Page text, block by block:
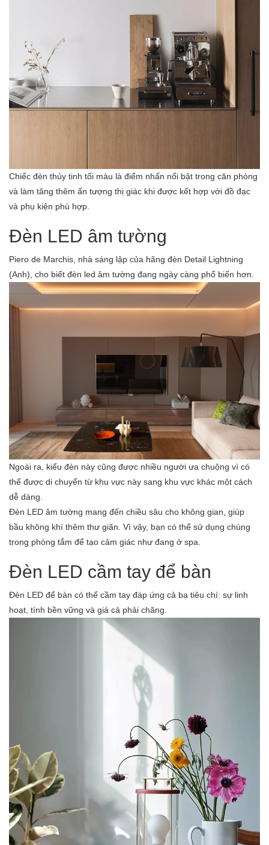
Chiếc đèn thủy tinh tối màu là điểm nhấn nổi bật trong căn phòng
và làm tăng thêm ấn tượng thị giác khi được kết hợp với đồ đạc
và phụ kiện phù hợp.
Đèn LED âm tường
Piero de Marchis, nhà sáng lập của hãng đèn Detail Lightning
(Anh), cho biết đèn led âm tường đang ngày càng phổ biến hơn.
Ngoài ra, kiểu đèn này cũng được nhiều người ưa chuộng vì có
thể được di chuyển từ khu vực này sang khu vực khác một cách
dễ dàng.
Đèn LED âm tường mang đến chiều sâu cho không gian, giúp
bầu không khí thêm thư giãn. Vì vậy, bạn có thể sử dụng chúng
trong phòng tắm để tạo cảm giác như đang ở spa.
Đèn LED cầm tay để bàn
Đèn LED để bàn có thể cầm tay đáp ứng cả ba tiêu chí: sự linh
hoạt, tính bền vững và giá cả phải chăng.